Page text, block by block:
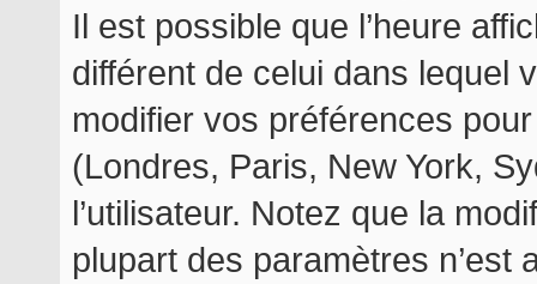
Il est possible que l’heure
différent de celui dans lequel
modifier vos préférences
(Londres, Paris, New York,
l’utilisateur. Notez que la
plupart des paramètres n’est